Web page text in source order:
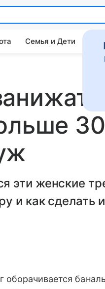
Семья и Дети Дом
эти женские
и как сделать
оборачивается